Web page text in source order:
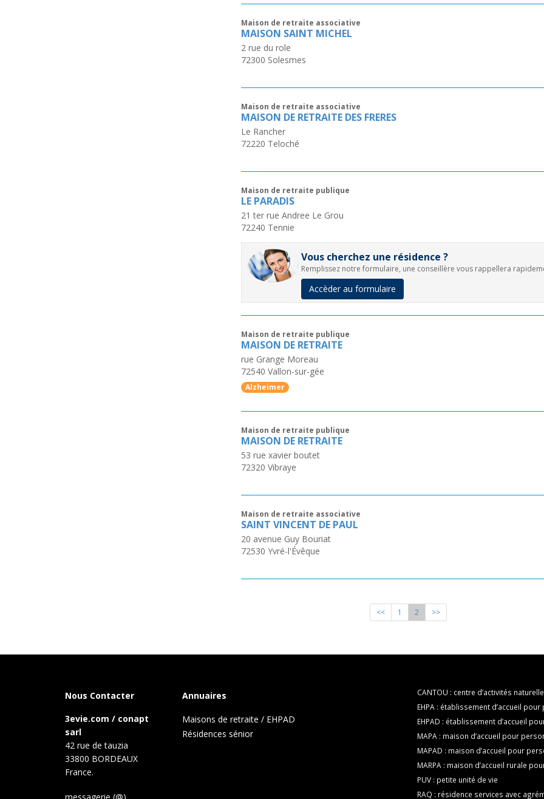
Maison de retraite associative
MAISON SAINT MICHEL
2 rue du role
72300 Solesmes
Maison de retraite associative
MAISON DE RETRAITE DES FRERES
Le Rancher
72220 Teloché
Maison de retraite publique
LE PARADIS
21 ter rue Andree Le Grou
72240 Tennie
Vous cherchez une résidence ?
Remplissez notre formulaire, une conseillère vous rappellera
Accèder au formulaire
Maison de retraite publique
MAISON DE RETRAITE
rue Grange Moreau
72540 Vallon-sur-gée
Alzheimer
Maison de retraite publique
MAISON DE RETRAITE
53 rue xavier boutet
72320 Vibraye
Maison de retraite associative
SAINT VINCENT DE PAUL
20 avenue Guy Bouriat
72530 Yvré-l'Évêque
<< 1 2 >>
Nous Contacter
3evie.com / conapt
sarl
42 rue de tauzia
33800 BORDEAUX
France.
Annuaires
Maisons de retraite / EHPAD
Résidences sénior
CANTOU : centre d’activités
EHPA : établissement d’accueil
EHPAD : établissement d’accueil
MAPA : maison d’accueil pour
MAPAD : maison d’accueil pour
MARPA : maison d’accueil rurale
PUV : petite unité de vie
RAQ : résidence services avec